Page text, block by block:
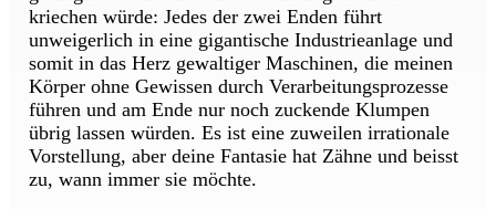
kriechen würde: Jedes der zwei Enden führt
unweigerlich in eine gigantische Industrieanlage und
somit in das Herz gewaltiger Maschinen, die meinen
Körper ohne Gewissen durch Verarbeitungsprozesse
führen und am Ende nur noch zuckende Klumpen
übrig lassen würden. Es ist eine zuweilen irrationale
Vorstellung, aber deine Fantasie hat Zähne und beisst
zu, wann immer sie möchte.